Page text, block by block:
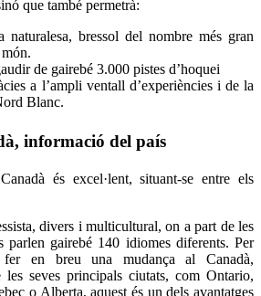
que també permetrà:
naturalesa, bressol del nombre més gran
de gairebé 3.000 pistes d’hoquei
a l’ampli ventall d’experiències i de la
Blanc.
informació del país
és excel·lent, situant-se entre els
divers i multicultural, on a part de les
parlen gairebé 140 idiomes diferents. Per
en breu una mudança al Canadà,
les seves principals ciutats, com Ontario,
o Alberta, aquest és un dels avantatges